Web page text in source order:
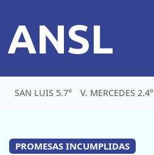
ANSL
SAN LUIS 5.7° V. MERCEDES 2.4°
PROMESAS INCUMPLIDAS